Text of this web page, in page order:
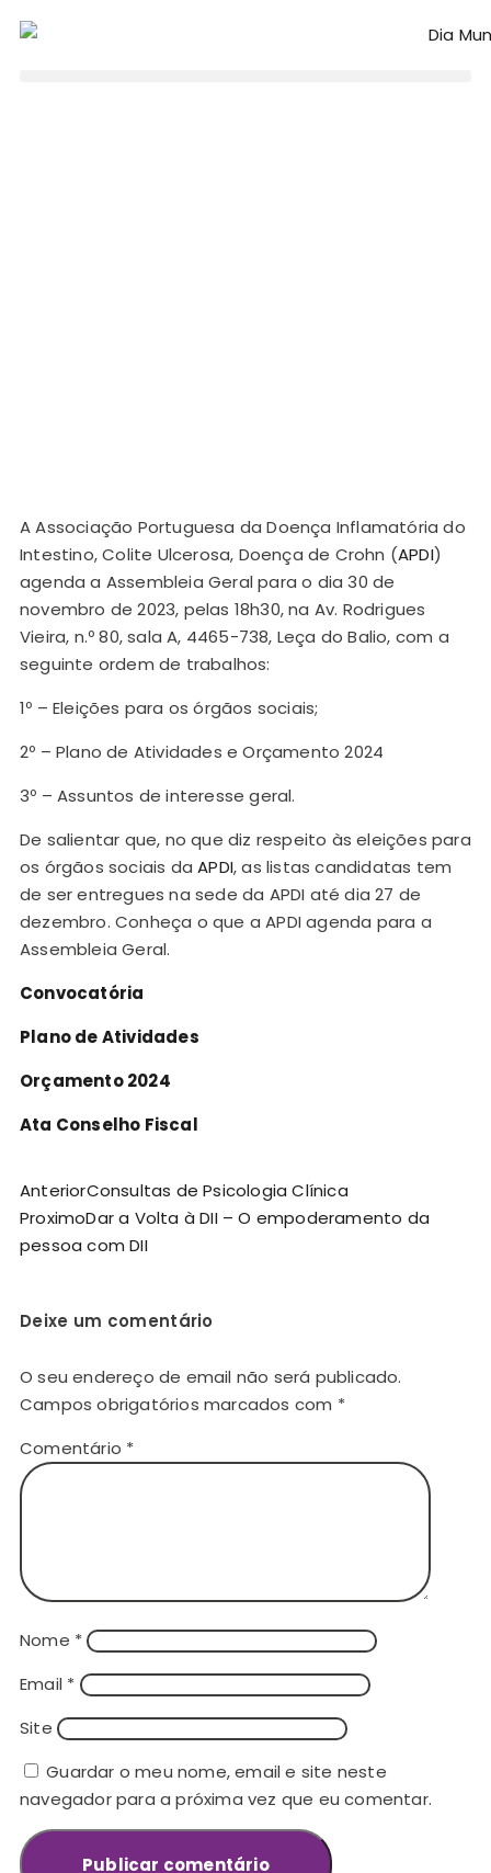
A Associação Portuguesa da Doença Inflamatória do
Intestino, Colite Ulcerosa, Doença de Crohn (APDI)
agenda a Assembleia Geral para o dia 30 de
novembro de 2023, pelas 18h30, na Av. Rodrigues
Vieira, n.º 80, sala A, 4465-738, Leça do Balio, com a
seguinte ordem de trabalhos:
1º – Eleições para os órgãos sociais;
2º – Plano de Atividades e Orçamento 2024
3º – Assuntos de interesse geral.
De salientar que, no que diz respeito às eleições para
os órgãos sociais daAPDI, as listas candidatas tem
de ser entregues na sede da APDI até dia 27 de
dezembro. Conheça o que a APDI agenda para a
Assembleia Geral.
Convocatória
Plano de Atividades
Orçamento 2024
Ata Conselho Fiscal
AnteriorConsultas de Psicologia Clínica
ProximoDar a Volta à DII – O empoderamento da
pessoa com DII
Deixe um comentário
O seu endereço de email não será publicado.
Campos obrigatórios marcados com *
Comentário *
Nome *
Email *
Site
Guardar o meu nome, email e site neste
navegador para a próxima vez que eu comentar.